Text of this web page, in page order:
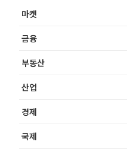
마켓
금융
부동산
산업
경제
국제